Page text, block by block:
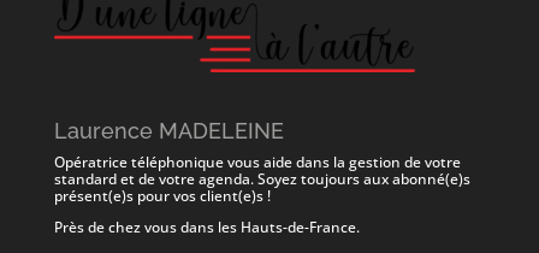
Laurence MADELEINE
Opératrice téléphonique vous aide dans la gestion de votre
standard et de votre agenda. Soyez toujours aux abonné(e)s
présent(e)s pour vos client(e)s !
Près de chez vous dans les Hauts-de-France.